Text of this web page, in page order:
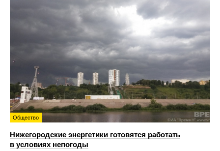
Общество
Нижегородские энергетики готовятся работать
в условиях непогоды